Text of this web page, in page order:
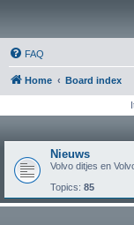
FAQ
Home Board index
Nieuws
Volvo ditjes en
Topics: 85